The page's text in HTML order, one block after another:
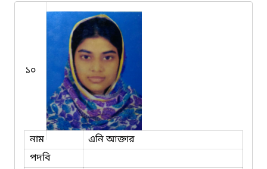
১০
নাম
এনি আক্তার
পদবি